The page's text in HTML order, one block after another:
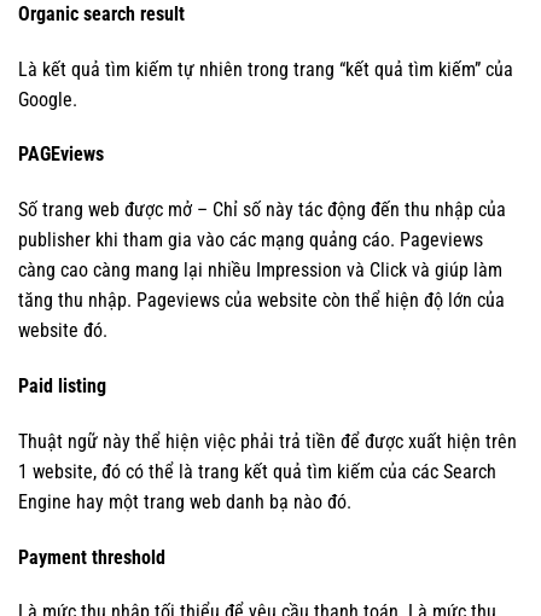
Organic search result
Là kết quả tìm kiếm tự nhiên trong trang “kết quả tìm kiếm” của
Google.
PAGEviews
Số trang web được mở – Chỉ số này tác động đến thu nhập của
publisher khi tham gia vào các mạng quảng cáo. Pageviews
càng cao càng mang lại nhiều Impression và Click và giúp làm
tăng thu nhập. Pageviews của website còn thể hiện độ lớn của
website đó.
Paid listing
Thuật ngữ này thể hiện việc phải trả tiền để được xuất hiện trên
1 website, đó có thể là trang kết quả tìm kiếm của các Search
Engine hay một trang web danh bạ nào đó.
Payment threshold